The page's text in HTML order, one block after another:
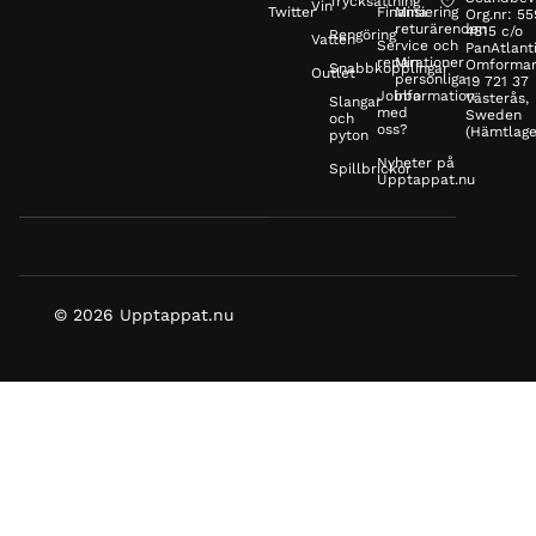
TwitterVin
Vatten
Outlet
Rengöring
Snabbkopplingar
Slangar
och
pyton
Spillbrickor
Finansiering
Service och
reparationer
Jobba
med
oss?
Nyheter på
Upptappat.nu
Mina
returärenden
Min
personliga
information
Org.nr:
4815 c/o
19 721 37
Västerås,
Sweden
© 2026 Upptappat.nu